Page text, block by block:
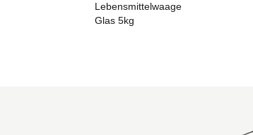
Lebensmittelwaage
Glas 5kg